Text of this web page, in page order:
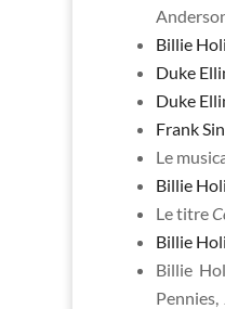
Billie
Duke
Duke
Frank
Le
Billie
Le titre
Billie
Billie